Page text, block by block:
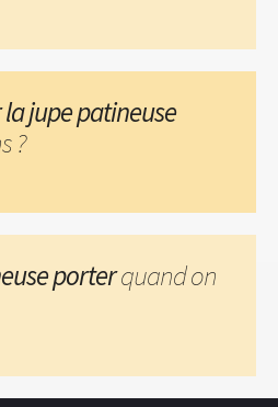
jupe patineuse
?
porterquand on